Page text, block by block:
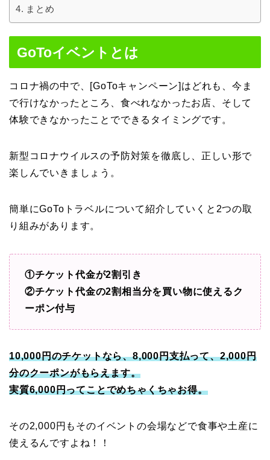
まとめ
GoToイベントとは
コロナ禍の中で、[GoToキャンペーン]はどれも、今ま
で行けなかったところ、食べれなかったお店、そして
体験できなかったことでできるタイミングです。
新型コロナウイルスの予防対策を徹底し、正しい形で
楽しんでいきましょう。
簡単にGoToトラベルについて紹介していくと2つの取
り組みがあります。
①チケット代金が2割引き
②チケット代金の2割相当分を買い物に使えるク
ーポン付与
10,000円のチケットなら、8,000円支払って、2,000円
分のクーポンがもらえます。
実質6,000円ってことでめちゃくちゃお得。
その2,000円もそのイベントの会場などで食事や土産に
使えるんですよね！！